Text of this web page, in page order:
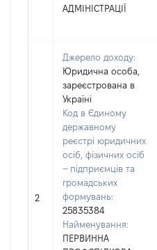
АДМІНІСТРАЦІЇ
2
Джерело доходу:
Юридична особа,
зареєстрована в
Україні
Код в Єдиному
державному
реєстрі юридичних
осіб, фізичних осіб
– підприємців та
громадських
формувань:
25835384
Найменування:
ПЕРВИННА